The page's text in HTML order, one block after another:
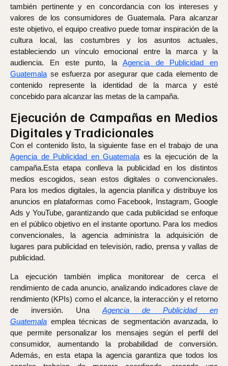
también pertinente y en concordancia con los intereses y
valores de los consumidores de Guatemala. Para alcanzar
este objetivo, el equipo creativo puede tomar inspiración de la
cultura local, las costumbres y los asuntos actuales,
estableciendo un vínculo emocional entre la marca y la
audiencia. En este punto, la Agencia de Publicidad en
Guatemala se esfuerza por asegurar que cada elemento de
contenido represente la identidad de la marca y esté
concebido para alcanzar las metas de la campaña.
Ejecución de Campañas en Medios
Digitales y Tradicionales
Con el contenido listo, la siguiente fase en el trabajo de una
Agencia de Publicidad en Guatemala es la ejecución de la
campaña.Esta etapa conlleva la publicidad en los distintos
medios escogidos, sean estos digitales o convencionales.
Para los medios digitales, la agencia planifica y distribuye los
anuncios en plataformas como Facebook, Instagram, Google
Ads y YouTube, garantizando que cada publicidad se enfoque
en el público objetivo en el instante oportuno. Para los medios
convencionales, la agencia administra la adquisición de
lugares para publicidad en televisión, radio, prensa y vallas de
publicidad.
La ejecución también implica monitorear de cerca el
rendimiento de cada anuncio, analizando indicadores clave de
rendimiento (KPIs) como el alcance, la interacción y el retorno
de inversión. Una Agencia de Publicidad en
Guatemala emplea técnicas de segmentación avanzada, lo
que permite personalizar los mensajes según el perfil del
consumidor, aumentando la probabilidad de conversión.
Además, en esta etapa la agencia garantiza que todos los